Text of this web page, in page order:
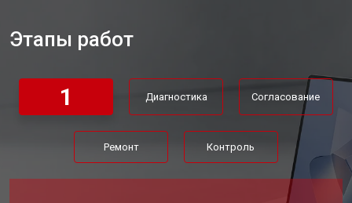
Замена матрицы ноутбука Huawei
Ремонт цепи питания от 3500 ₽ Заказать
Замена USB порта от 2200 ₽ Заказать
Замена звуковой карты от 1700 ₽ Заказать
Заказать
Этапы работ
1 Диагностика Согласование
Ремонт Контроль